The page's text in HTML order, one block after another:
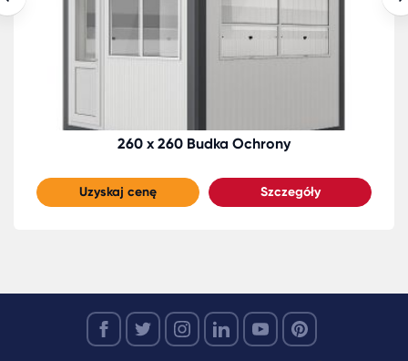
260 x 260 Budka Ochrony
Uzyskaj cenę Szczegóły